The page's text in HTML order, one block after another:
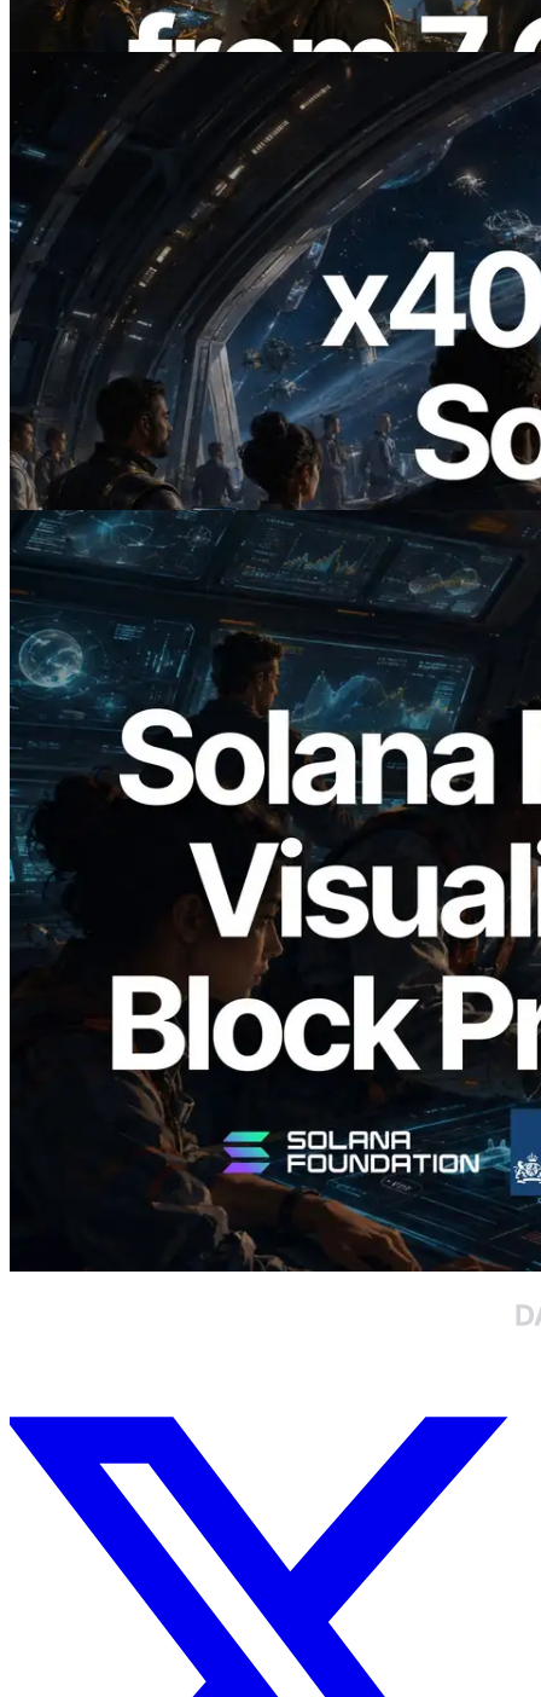
2026.07.04
ERPC 發布支援 x402 支付的 Solana RPC
— AI Agent 按需為 API 付款的時代開啟
閱讀此文章
2026.05.24
Validators Solutions 釋出 Solana Block
Analyzer — 以 slot 為單位視覺化區塊生
成時間與負責驗證者